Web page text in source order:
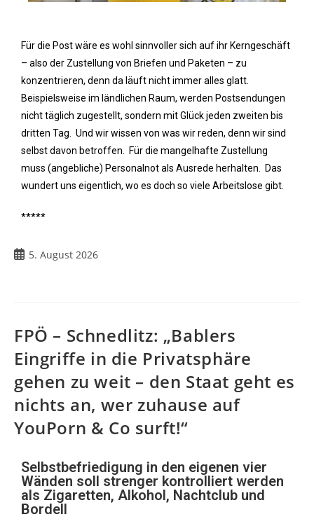
Für die Post wäre es wohl sinnvoller sich auf ihr Kerngeschäft
– also der Zustellung von Briefen und Paketen – zu
konzentrieren, denn da läuft nicht immer alles glatt.
Beispielsweise im ländlichen Raum, werden Postsendungen
nicht täglich zugestellt, sondern mit Glück jeden zweiten bis
dritten Tag. Und wir wissen von was wir reden, denn wir sind
selbst davon betroffen. Für die mangelhafte Zustellung
muss (angebliche) Personalnot als Ausrede herhalten. Das
wundert uns eigentlich, wo es doch so viele Arbeitslose gibt.
*****
5. August 2026
FPÖ – Schnedlitz: „Bablers
Eingriffe in die Privatsphäre
gehen zu weit – den Staat geht es
nichts an, wer zuhause auf
YouPorn & Co surft!“
Selbstbefriedigung in den eigenen vier
Wänden soll strenger kontrolliert werden
als Zigaretten, Alkohol, Nachtclub und
Bordell